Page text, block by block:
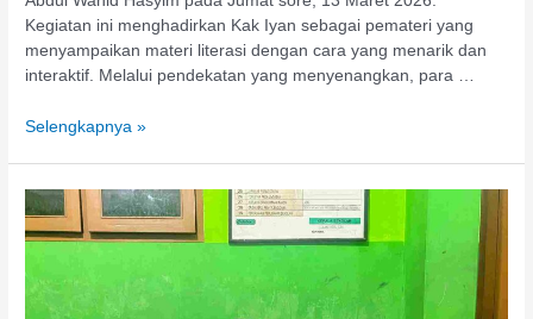
Kegiatan ini menghadirkan Kak Iyan sebagai pemateri yang
menyampaikan materi literasi dengan cara yang menarik dan
interaktif. Melalui pendekatan yang menyenangkan, para …
Selengkapnya »
Zora
Food
Salurkan